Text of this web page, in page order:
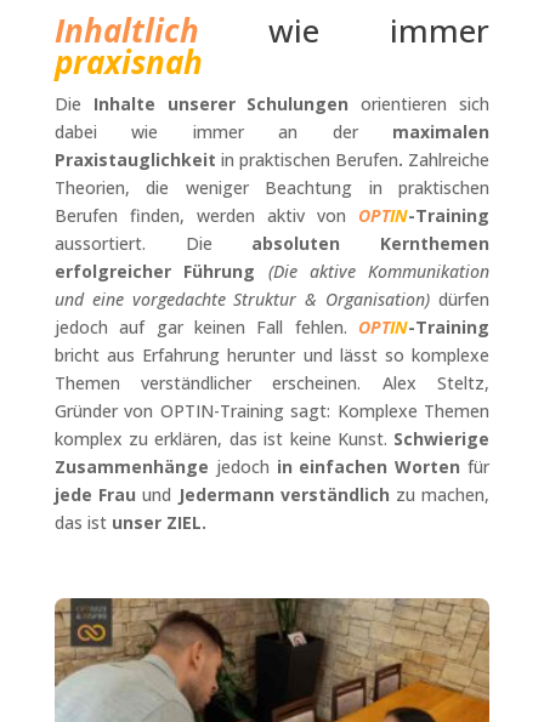
Inhaltlich wie immer
praxisnah
Die Inhalte unserer Schulungen orientieren sich
dabei wie immer an der maximalen
Praxistauglichkeit in praktischen Berufen. Zahlreiche
Theorien, die weniger Beachtung in praktischen
Berufen finden, werden aktiv von OPTIN-Training
aussortiert. Die absoluten Kernthemen
erfolgreicher Führung
(Die aktive Kommunikation
und eine vorgedachte Struktur & Organisation) dürfen
jedoch auf gar keinen Fall fehlen. OPTIN-Training
bricht aus Erfahrung herunter und lässt so komplexe
Themen verständlicher erscheinen. Alex Steltz,
Gründer von OPTIN-Training sagt: Komplexe Themen
komplex zu erklären, das ist keine Kunst. Schwierige
Zusammenhänge jedoch in einfachen Worten für
jede Frau und Jedermann verständlich zu machen,
das ist unser ZIEL.